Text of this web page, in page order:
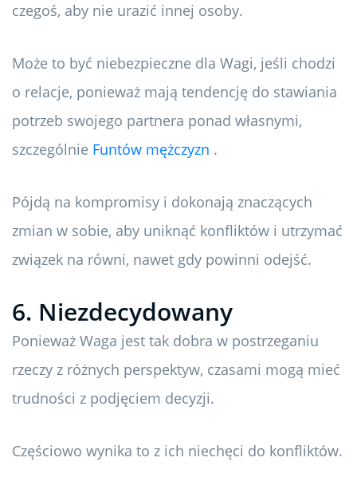
czegoś, aby nie urazić innej osoby.
Może to być niebezpieczne dla Wagi, jeśli chodzi
o relacje, ponieważ mają tendencję do stawiania
potrzeb swojego partnera ponad własnymi,
szczególnie Funtów mężczyzn .
Pójdą na kompromisy i dokonają znaczących
zmian w sobie, aby uniknąć konfliktów i utrzymać
związek na równi, nawet gdy powinni odejść.
6. Niezdecydowany
Ponieważ Waga jest tak dobra w postrzeganiu
rzeczy z różnych perspektyw, czasami mogą mieć
trudności z podjęciem decyzji.
Częściowo wynika to z ich niechęci do konfliktów.